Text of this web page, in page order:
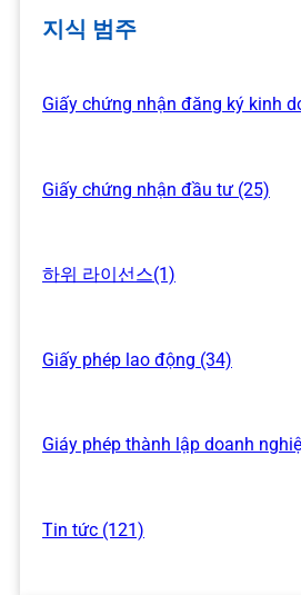
지식 범주
Giấy chứng nhận đăng ký kinh
Giấy chứng nhận đầu tư (25)
하위 라이선스(1)
Giấy phép lao động (34)
Giáy phép thành lập doanh
Tin tức (121)